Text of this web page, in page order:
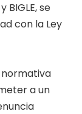
se
con la Ley
normativa
a un